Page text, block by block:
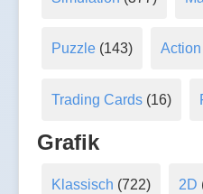
Puzzle(143) Action
Trading Cards(16)
Grafik
Klassisch (722) 2D